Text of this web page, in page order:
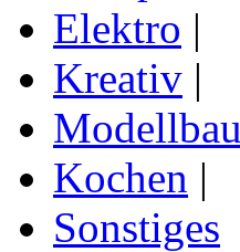
Elektro |
Kreativ |
Modellbau
Kochen |
Sonstiges